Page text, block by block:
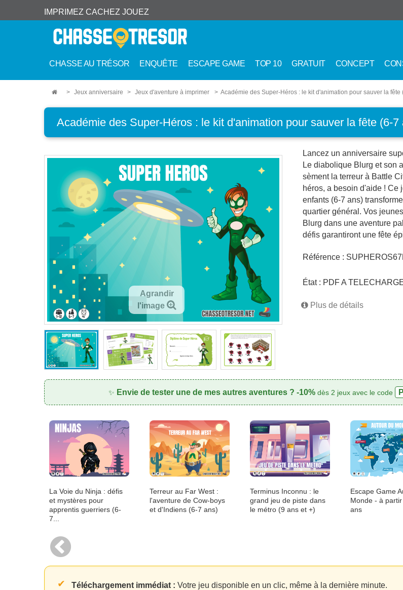
IMPRIMEZ CACHEZ JOUEZ
CHASSE AU TRÉSOR ENQUÊTE ESCAPE GAME TOP 10 GRATUIT CONCEPT
> Jeux anniversaire > Jeux d'aventure à imprimer > Académie des Super-Héros : le kit d'animation pour sauver la fête
Académie des Super-Héros : le kit d'animation pour sauver la fête (6-7
Agrandir
l'image
Lancez un anniversaire
Le diabolique Blurg et son
sèment la terreur à Battle
héros, a besoin d'aide ! Ce
enfants (6-7 ans)
quartier général. Vos
Blurg dans une aventure
défis garantiront une fête
Référence :
État : PDF A
Plus de détails
✨ Envie de tester une de mes autres aventures ? -10%dès 2 jeux avec le code
La Voie du Ninja : défis
et mystères pour
apprentis guerriers (6-
7...
Terreur au Far West :
l'aventure de Cow-boys
et d'Indiens (6-7 ans)
Terminus Inconnu : le
grand jeu de piste dans
le métro (9 ans et +)
Escape Game
Monde - à
ans
✔ Téléchargement immédiat : Votre jeu disponible en un clic, même à la dernière minute.